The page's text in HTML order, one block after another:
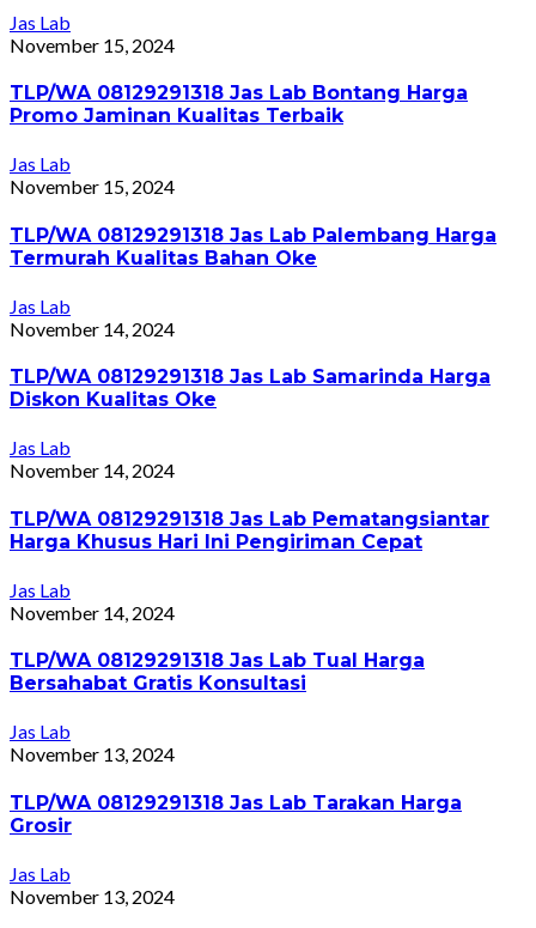
Jas Lab
November 15, 2024
TLP/WA 08129291318 Jas Lab Bontang Harga
Promo Jaminan Kualitas Terbaik
Jas Lab
November 15, 2024
TLP/WA 08129291318 Jas Lab Palembang Harga
Termurah Kualitas Bahan Oke
Jas Lab
November 14, 2024
TLP/WA 08129291318 Jas Lab Samarinda Harga
Diskon Kualitas Oke
Jas Lab
November 14, 2024
TLP/WA 08129291318 Jas Lab Pematangsiantar
Harga Khusus Hari Ini Pengiriman Cepat
Jas Lab
November 14, 2024
TLP/WA 08129291318 Jas Lab Tual Harga
Bersahabat Gratis Konsultasi
Jas Lab
November 13, 2024
TLP/WA 08129291318 Jas Lab Tarakan Harga
Grosir
Jas Lab
November 13, 2024